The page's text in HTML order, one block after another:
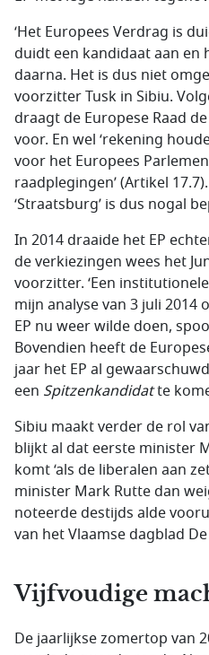
‘Het Europees Verdrag is
duidt een kandidaat aan en
daarna. Het is dus niet
voorzitter Tusk in Sibiu.
draagt de Europese Raad
voor. En wel ‘rekening
voor het Europees
raadplegingen’ (Artikel
‘Straatsburg’ is dus nogal
In 2014 draaide het EP
de verkiezingen wees het
voorzitter. ‘Een
mijn analyse van 3 juli 2014
EP nu weer wilde doen,
Bovendien heeft de
jaar het EP al
een Spitzenkandidatte
Sibiu maakt verder de rol
blijkt al dat eerste minister
komt ‘als de liberalen aan
minister Mark Rutte dan
noteerde destijds alde
van het Vlaamse dagblad
Vijfvoudige
De jaarlijkse zomertop van